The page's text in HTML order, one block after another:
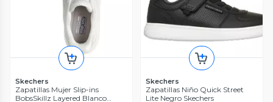
Skechers
Zapatillas Mujer Slip-ins
BobsSkillz Layered Blanco
Skechers
Zapatillas Niño Quick Street
Lite Negro Skechers